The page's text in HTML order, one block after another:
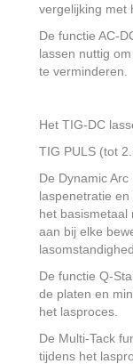
vergelijking met
De functie AC-
lassen nuttig
te verminderen.
Het TIG-DC
TIG PULS (tot
De Dynamic
laspenetratie
het basismetaal
aan bij elke
De functie Q-
de platen en
het lasproces.
De Multi-Tack
tijdens het